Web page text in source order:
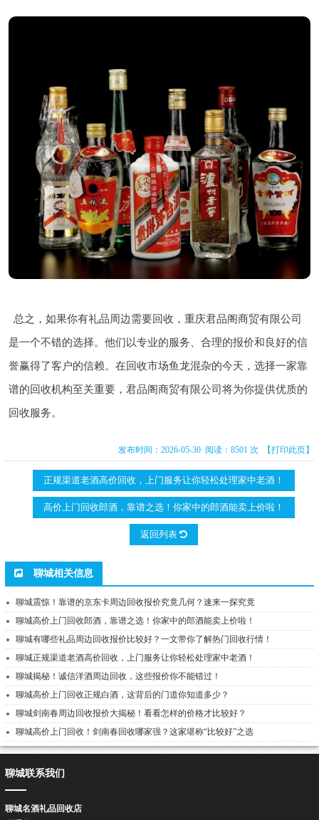
总之，如果你有礼品周边需要回收，重庆君品阁商贸有限公司
是一个不错的选择。他们以专业的服务、合理的报价和良好的信
誉赢得了客户的信赖。在回收市场鱼龙混杂的今天，选择一家靠
谱的回收机构至关重要，君品阁商贸有限公司将为你提供优质的
回收服务。
发布时间：2026-05-30 阅读：8501 次 【打印此页】
正规渠道老酒高价回收，上门服务让你轻松处理家中老酒！
高价上门回收郎酒，靠谱之选！你家中的郎酒能卖上价啦！
返回列表
聊城相关信息
聊城震惊！靠谱的京东卡周边回收报价究竟几何？速来一探究竟
聊城高价上门回收郎酒，靠谱之选！你家中的郎酒能卖上价啦！
聊城有哪些礼品周边回收报价比较好？一文带你了解热门回收行情！
聊城正规渠道老酒高价回收，上门服务让你轻松处理家中老酒！
聊城揭秘！诚信洋酒周边回收，这些报价你不能错过！
聊城高价上门回收正规白酒，这背后的门道你知道多少？
聊城剑南春周边回收报价大揭秘！看看怎样的价格才比较好？
聊城高价上门回收！剑南春回收哪家强？这家堪称“比较好”之选
聊城联系我们
聊城名酒礼品回收店